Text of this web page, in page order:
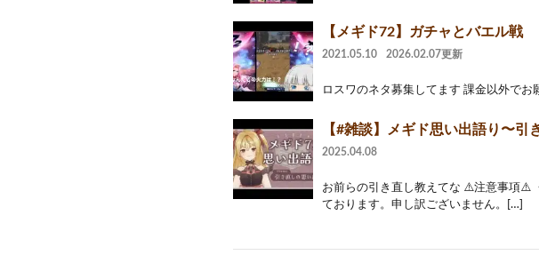
【メギド72】ガチャとバエル戦
2021.05.10 2026.02.07更新
ロスワのネタ募集してます 課金以外でお
【#雑談】メギド思い出語り〜
2025.04.08
お前らの引き直し教えてな ⚠️注意事項⚠️
ております。申し訳ございません。[…]